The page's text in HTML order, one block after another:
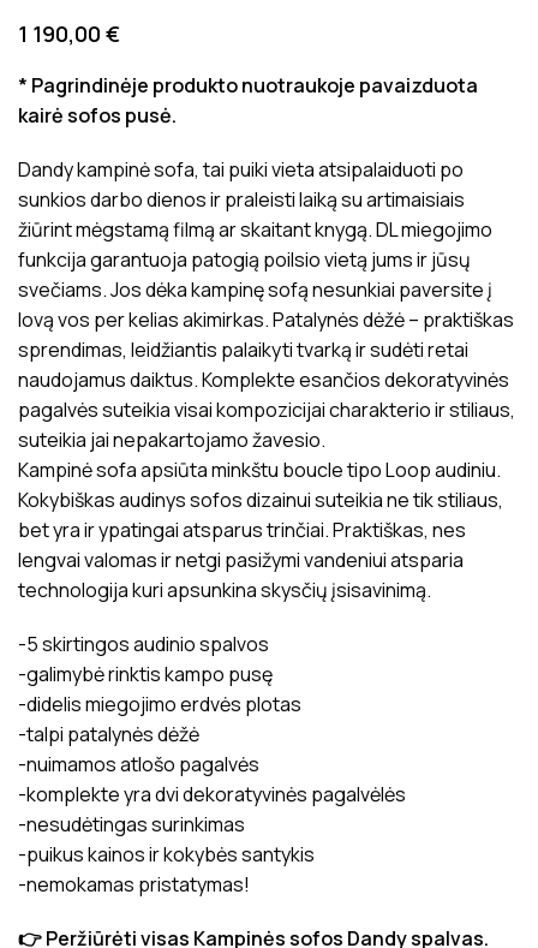
1 190,00 €
* Pagrindinėje produkto nuotraukoje pavaizduota
kairė sofos pusė.
Dandy kampinė sofa, tai puiki vieta atsipalaiduoti po
sunkios darbo dienos ir praleisti laiką su artimaisiais
žiūrint mėgstamą filmą ar skaitant knygą. DL miegojimo
funkcija garantuoja patogią poilsio vietą jums ir jūsų
svečiams. Jos dėka kampinę sofą nesunkiai paversite į
lovą vos per kelias akimirkas. Patalynės dėžė – praktiškas
sprendimas, leidžiantis palaikyti tvarką ir sudėti retai
naudojamus daiktus. Komplekte esančios dekoratyvinės
pagalvės suteikia visai kompozicijai charakterio ir stiliaus,
suteikia jai nepakartojamo žavesio.
Kampinė sofa apsiūta minkštu boucle tipo Loop audiniu.
Kokybiškas audinys sofos dizainui suteikia ne tik stiliaus,
bet yra ir ypatingai atsparus trinčiai. Praktiškas, nes
lengvai valomas ir netgi pasižymi vandeniui atsparia
technologija kuri apsunkina skysčių įsisavinimą.
-5 skirtingos audinio spalvos
-galimybė rinktis kampo pusę
-didelis miegojimo erdvės plotas
-talpi patalynės dėžė
-nuimamos atlošo pagalvės
-komplekte yra dvi dekoratyvinės pagalvėlės
-nesudėtingas surinkimas
-puikus kainos ir kokybės santykis
-nemokamas pristatymas!
👉 Peržiūrėti visas Kampinės sofos Dandy spalvas.